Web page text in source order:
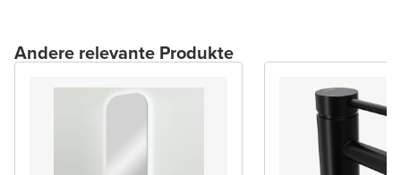
Andere relevante Produkte